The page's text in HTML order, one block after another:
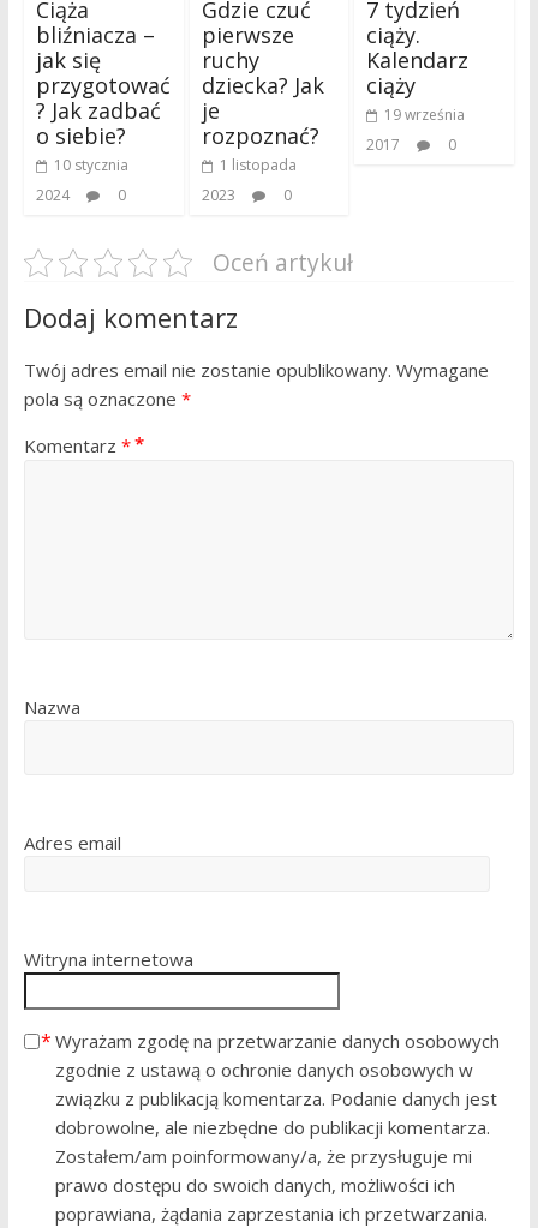
Ciąża
bliźniacza –
jak się
przygotować
? Jak zadbać
o siebie?
10 stycznia
2024
0
Gdzie czuć
pierwsze
ruchy
dziecka? Jak
je
rozpoznać?
1 listopada
2023
0
7 tydzień
ciąży.
Kalendarz
ciąży
19 września
2017
0
Oceń artykuł
Dodaj komentarz
Twój adres email nie zostanie opublikowany. Wymagane
pola są oznaczone *
Komentarz *
Nazwa
Adres email
Witryna internetowa
Wyrażam zgodę na przetwarzanie danych osobowych
zgodnie z ustawą o ochronie danych osobowych w
związku z publikacją komentarza. Podanie danych jest
dobrowolne, ale niezbędne do publikacji komentarza.
Zostałem/am poinformowany/a, że przysługuje mi
prawo dostępu do swoich danych, możliwości ich
poprawiana, żądania zaprzestania ich przetwarzania.